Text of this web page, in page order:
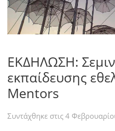
ΕΚΔΗΛΩΣΗ:
εκπαίδευσης
Mentors
Συντάχθηκε στις 4